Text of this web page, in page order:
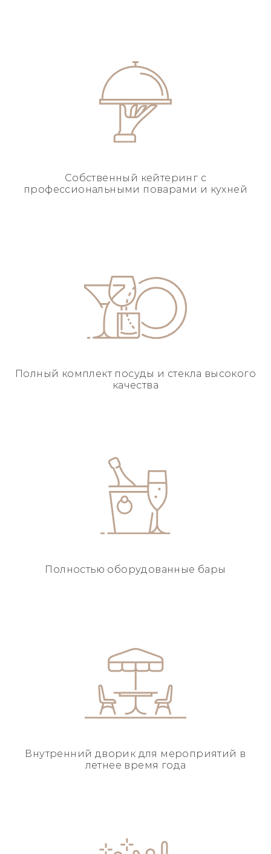
Собственный кейтеринг с
профессиональными поварами и кухней
Полный комплект посуды и стекла высокого
качества
Полностью оборудованные бары
Внутренний дворик для мероприятий в
летнее время года